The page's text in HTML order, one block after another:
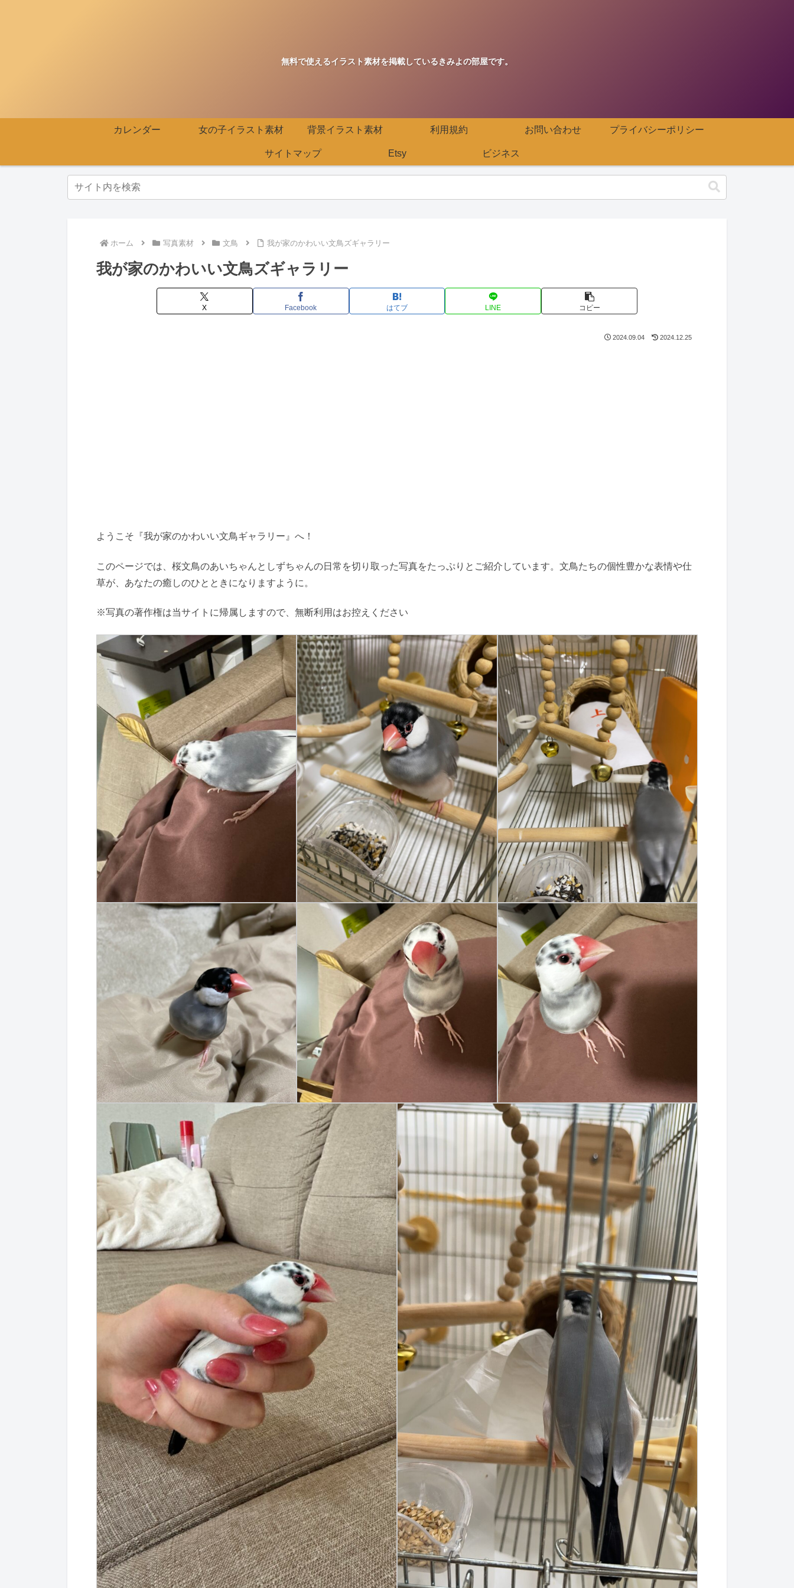
無料で使えるイラスト素材を掲載しているきみよの部屋です。
カレンダー 女の子イラスト素材 背景イラスト素材 利用規約 お問い合わせ プライバシーポリシー
サイトマップ Etsy ビジネス
ホーム 写真素材 文鳥 我が家のかわいい文鳥ズギャラリー
我が家のかわいい文鳥ズギャラリー
X Facebook はてブ LINE コピー
2024.09.04 2024.12.25
ようこそ『我が家のかわいい文鳥ギャラリー』へ！
このページでは、桜文鳥のあいちゃんとしずちゃんの日常を切り取った写真をたっぷりとご紹介しています。文鳥たちの個性豊かな表情や仕
草が、あなたの癒しのひとときになりますように。
※写真の著作権は当サイトに帰属しますので、無断利用はお控えください